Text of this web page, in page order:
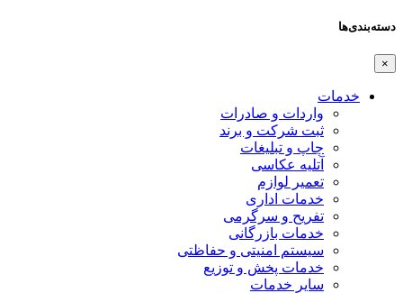
دسته‌بندی‌ها
×
خدمات
واردات و صادرات
ثبت شرکت و برند
چاپ و تبلیغات
آتلیه عکاسی
تعمیر لوازم
خدمات اداری
تفریح و سرگرمی
خدمات بازرگانی
سیستم امنیتی و حفاظتی
خدمات پخش و توزیع
سایر خدمات